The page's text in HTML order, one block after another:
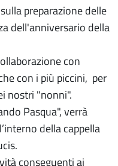
preparazione delle
dell'anniversario della
con
con i più piccini, per
nostri "nonni".
Pasqua", verrà
della cappella
conseguenti ai